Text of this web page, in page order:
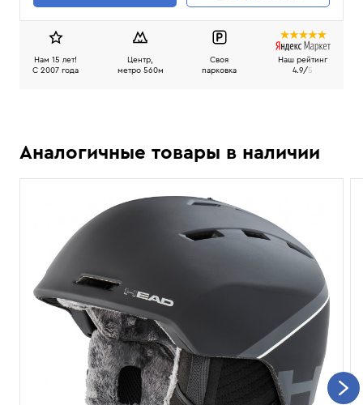
Нам 15 лет!
C 2007 года
Центр,
метро 560м
Своя
парковка
Наш рейтинг
4.9/5
Аналогичные товары в наличии